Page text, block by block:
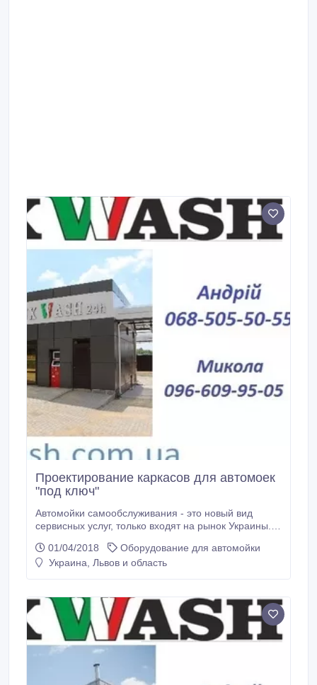
Проектирование каркасов для автомоек
"под ключ"
Автомойки самообслуживания - это новый вид
сервисных услуг, только входят на рынок Украины.
прибыльный доход 24/7 с минимальными
затратами. Компания "Западный Альянс"
потребностями.
01/04/2018
Оборудование для автомойки
Украина, Львов и область